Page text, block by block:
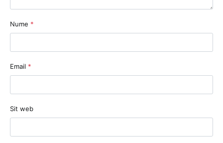
Nume *
Email *
Sit web